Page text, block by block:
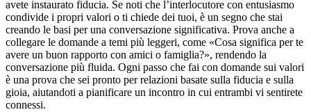
avete instaurato fiducia. Se noti che l’interlocutore con entusiasmo
condivide i propri valori o ti chiede dei tuoi, è un segno che stai
creando le basi per una conversazione significativa. Prova anche a
collegare le domande a temi più leggeri, come «Cosa significa per te
avere un buon rapporto con amici o famiglia?», rendendo la
conversazione più fluida. Ogni passo che fai con domande sui valori
è una prova che sei pronto per relazioni basate sulla fiducia e sulla
gioia, aiutandoti a pianificare un incontro in cui entrambi vi sentirete
connessi.